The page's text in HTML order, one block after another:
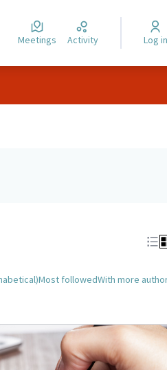
Meetings Activity Log in
Most followedWith more